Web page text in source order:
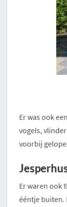
Er was ook
vogels,
voorbij
Er waren ook
ééntje buiten.